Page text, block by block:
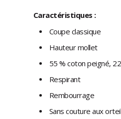
Caractéristiques :
Coupe classique
Hauteur mollet
55 % coton peigné,
Respirant
Rembourrage
Sans couture aux